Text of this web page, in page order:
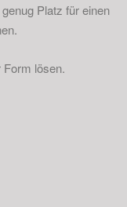
Platz für einen
lösen.